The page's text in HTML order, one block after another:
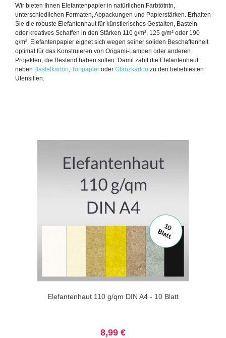
Wir bieten Ihnen Elefantenpapier in natürlichen Farbtötntn,
unterschiedlichen Formaten, Abpackungen und Papierstärken. Erhalten
Sie die robuste Elefantenhaut für künstlerisches Gestalten, Basteln
oder kreatives Schaffen in den Stärken 110 g/m², 125 g/m² oder 190
g/m². Elefantenpapier eignet sich wegen seiner soliden Beschaffenheit
optimal für das Konstruieren von Origami-Lampen oder anderen
Projekten, die Bestand haben sollen. Damit zählt die Elefantenhaut
neben Bastelkarton, Tonpapier oder Glanzkarton zu den beliebtesten
Utensilien.
Elefantenhaut 110 g/qm DIN A4 - 10 Blatt
8,99 €